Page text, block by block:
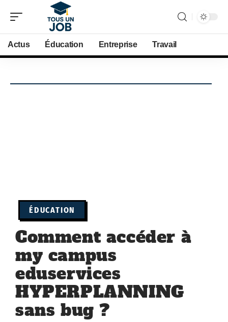
Actus Éducation Entreprise Travail
ÉDUCATION
Comment accéder à
my campus
eduservices
HYPERPLANNING
sans bug ?